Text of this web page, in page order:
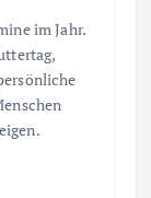
im Jahr.